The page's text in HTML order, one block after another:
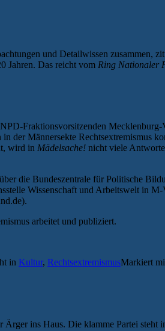
und Detailwissen zusammen,
Jahren. Das reicht vom Ring Nationaler
Fraktionsvorsitzenden
der Männersekte Rechtsextremismus
wird in Mädelsache! nicht viele
die Bundeszentrale für Politische
Wissenschaft und Arbeitswelt in
arbeitet und publiziert.
in Kultur, RechtsextremismusMarkiert
ins Haus. Die klamme Partei